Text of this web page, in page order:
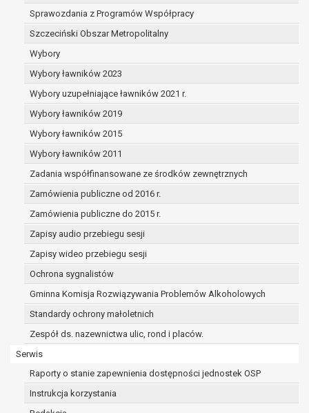
Sprawozdania z Programów Współpracy
Szczeciński Obszar Metropolitalny
Wybory
Wybory ławników 2023
Wybory uzupełniające ławników 2021 r.
Wybory ławników 2019
Wybory ławników 2015
Wybory ławników 2011
Zadania współfinansowane ze środków zewnętrznych
Zamówienia publiczne od 2016 r.
Zamówienia publiczne do 2015 r.
Zapisy audio przebiegu sesji
Zapisy wideo przebiegu sesji
Ochrona sygnalistów
Gminna Komisja Rozwiązywania Problemów Alkoholowych
Standardy ochrony małoletnich
Zespół ds. nazewnictwa ulic, rond i placów.
Serwis
Raporty o stanie zapewnienia dostępności jednostek OSP
Instrukcja korzystania
osobowych, która jest podstawą
przetwarzania danych i nie ma innej
podstawy prawnej przetwarzania
dane osobowe przetwarzane są
niezgodnie z prawem,
dane osobowe muszą być usunięte w
celu wywiązania się z obowiązku
wynikającego z przepisów prawa;
prawo do żądania ograniczenia
przetwarzania danych osobowych na
podstawie art. 18 RODO, w przypadku gdy:
osoba, której dane dotyczą
kwestionuje prawidłowość danych
osobowych – na okres pozwalający
administratorowi sprawdzić
prawidłowość tych danych,
przetwarzanie danych jest niezgodne
z prawem, a osoba, której dane
dotyczą, sprzeciwia się usunięciu
danych, żądając w zamian ich
ograniczenia,
której dane dotyczą, potrzebuje ich do
ustalenia, obrony lub dochodzenia